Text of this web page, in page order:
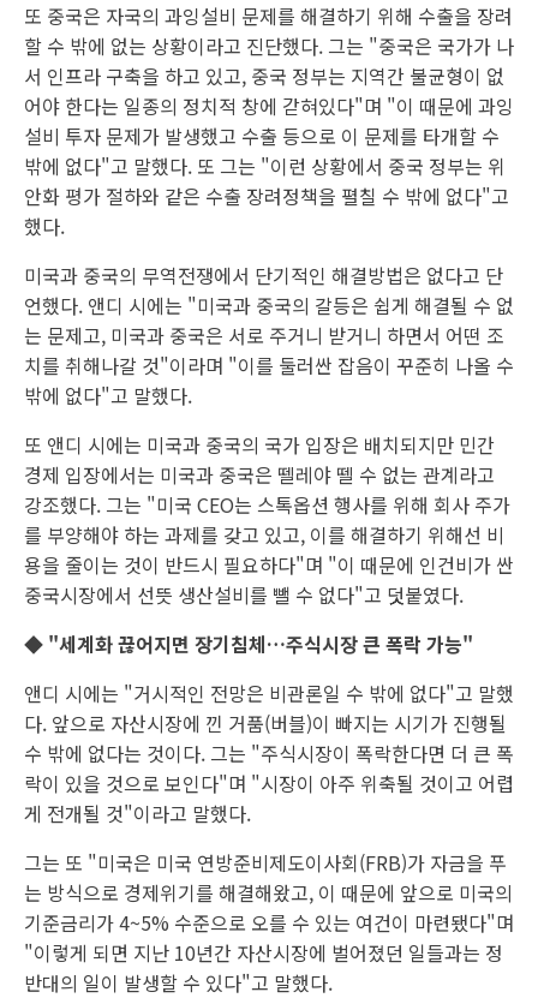
또 중국은 자국의 과잉설비 문제를 해결하기 위해 수출을 장려
할 수 밖에 없는 상황이라고 진단했다. 그는 "중국은 국가가 나
서 인프라 구축을 하고 있고, 중국 정부는 지역간 불균형이 없
어야 한다는 일종의 정치적 창에 갇혀있다"며 "이 때문에 과잉
설비 투자 문제가 발생했고 수출 등으로 이 문제를 타개할 수
밖에 없다"고 말했다. 또 그는 "이런 상황에서 중국 정부는 위
안화 평가 절하와 같은 수출 장려정책을 펼칠 수 밖에 없다"고
했다.
미국과 중국의 무역전쟁에서 단기적인 해결방법은 없다고 단
언했다. 앤디 시에는 "미국과 중국의 갈등은 쉽게 해결될 수 없
는 문제고, 미국과 중국은 서로 주거니 받거니 하면서 어떤 조
치를 취해나갈 것"이라며 "이를 둘러싼 잡음이 꾸준히 나올 수
밖에 없다"고 말했다.
또 앤디 시에는 미국과 중국의 국가 입장은 배치되지만 민간
경제 입장에서는 미국과 중국은 뗄레야 뗄 수 없는 관계라고
강조했다. 그는 "미국 CEO는 스톡옵션 행사를 위해 회사 주가
를 부양해야 하는 과제를 갖고 있고, 이를 해결하기 위해선 비
용을 줄이는 것이 반드시 필요하다"며 "이 때문에 인건비가 싼
중국시장에서 선뜻 생산설비를 뺄 수 없다"고 덧붙였다.
◆ "세계화 끊어지면 장기침체…주식시장 큰 폭락 가능"
앤디 시에는 "거시적인 전망은 비관론일 수 밖에 없다"고 말했
다. 앞으로 자산시장에 낀 거품(버블)이 빠지는 시기가 진행될
수 밖에 없다는 것이다. 그는 "주식시장이 폭락한다면 더 큰 폭
락이 있을 것으로 보인다"며 "시장이 아주 위축될 것이고 어렵
게 전개될 것"이라고 말했다.
그는 또 "미국은 미국 연방준비제도이사회(FRB)가 자금을 푸
는 방식으로 경제위기를 해결해왔고, 이 때문에 앞으로 미국의
기준금리가 4~5% 수준으로 오를 수 있는 여건이 마련됐다"며
"이렇게 되면 지난 10년간 자산시장에 벌어졌던 일들과는 정
반대의 일이 발생할 수 있다"고 말했다.